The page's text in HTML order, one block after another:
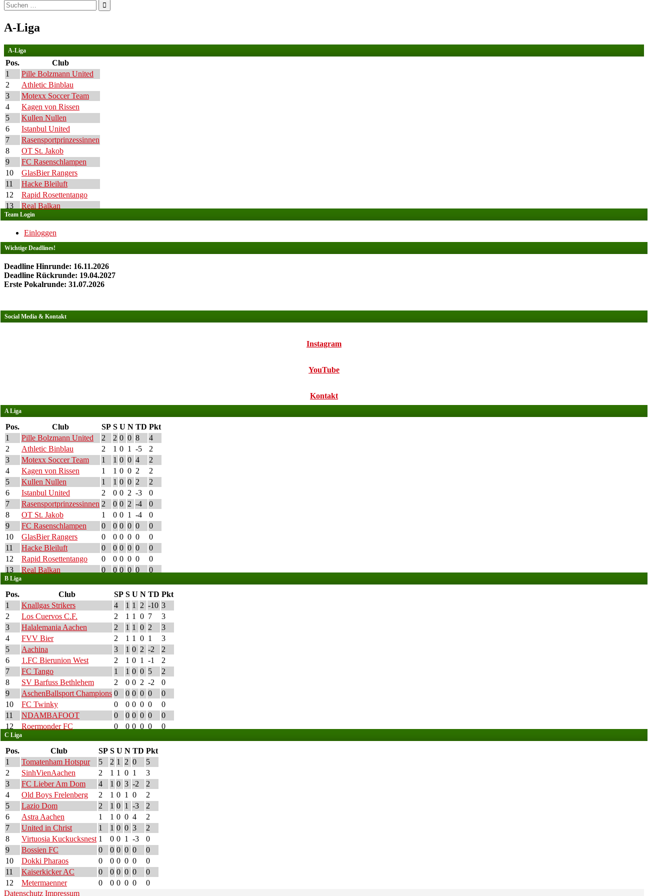
Suchen
nach:
A-Liga
A-Liga
Pos.
Club
1
Pille Bolzmann United
2
Athletic Binblau
3
Motexx Soccer Team
4
Kagen von Rissen
5
Kullen Nullen
6
Istanbul United
7
Rasensportprinzessinnen
8
OT St. Jakob
9
FC Rasenschlampen
10
GlasBier Rangers
11
Hacke Bleiluft
12
Rapid Rosettentango
13
Real Balkan
Team Login
Einloggen
Wichtige Deadlines!
Deadline Hinrunde: 16.11.2026
Deadline Rückrunde: 19.04.2027
Erste Pokalrunde: 31.07.2026
Social Media & Kontakt
Instagram
YouTube
Kontakt
A Liga
Pos. Club SP S U N TD Pkt
1
Pille Bolzmann United 2 2 0 0 8
4
2
Athletic Binblau 2 1 0 1 -5
2
3
Motexx Soccer Team 1 1 0 0 4
2
4
Kagen von Rissen 1 1 0 0 2
2
5
Kullen Nullen 1 1 0 0 2
2
6
Istanbul United 2 0 0 2 -3
0
7
Rasensportprinzessinnen 2 0 0 2 -4
0
8
OT St. Jakob 1 0 0 1 -4
0
9
FC Rasenschlampen 0 0 0 0 0
0
10
GlasBier Rangers 0 0 0 0 0
0
11
Hacke Bleiluft 0 0 0 0 0
0
12
Rapid Rosettentango 0 0 0 0 0
0
13
Real Balkan 0 0 0 0 0 0
B Liga
Pos. Club SP S U N TD Pkt
1
Knallgas Strikers 4 1 1 2 -10 3
2
Los Cuervos C.F. 2 1 1 0 7
3
3
Halalemania Aachen 2 1 1 0 2
3
4
FVV Bier 2 1 1 0 1
3
5
Aachina 3 1 0 2 -2
2
6
1.FC Bierunion West 2 1 0 1 -1
2
7
FC Tango 1 1 0 0 5
2
8
SV Barfuss Bethlehem 2 0 0 2 -2
0
9
AschenBallsport Champions 0 0 0 0 0
0
10
FC Twinky 0 0 0 0 0
0
11
NDAMBAFOOT 0 0 0 0 0
0
12
Roermonder FC 0 0 0 0 0 0
C Liga
Pos. Club SP S U N TD Pkt
1
Tomatenham Hotspur 5 2 1 2 0
5
2
SinhVienAachen 2 1 1 0 1
3
3
FC Lieber Am Dom 4 1 0 3 -2
2
4
Old Boys Frelenberg 2 1 0 1 0
2
5
Lazio Dom 2 1 0 1 -3
2
6
Astra Aachen 1 1 0 0 4
2
7
United in Christ 1 1 0 0 3
2
8
Virtuosia Kuckucksnest 1 0 0 1 -3
0
9
Bossien FC 0 0 0 0 0
0
10
Dokki Pharaos 0 0 0 0 0
0
11
Kaiserkicker AC 0 0 0 0 0
0
12
Metermaenner 0 0 0 0 0
0
Datenschutz Impressum